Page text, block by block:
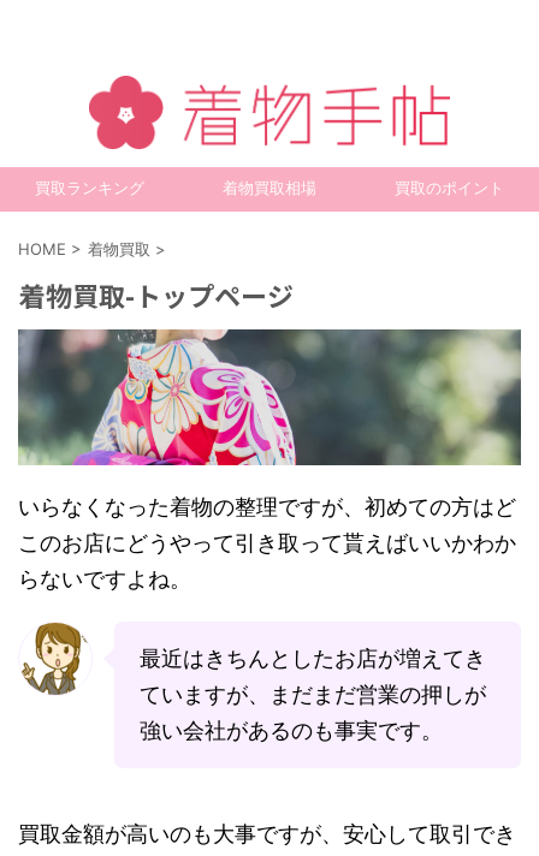
買取ランキング 着物買取相場 買取のポイント
HOME > 着物買取 >
着物買取-トップページ
いらなくなった着物の整理ですが、初めての方はど
このお店にどうやって引き取って貰えばいいかわか
らないですよね。
最近はきちんとしたお店が増えてき
ていますが、まだまだ営業の押しが
強い会社があるのも事実です。
買取金額が高いのも大事ですが、安心して取引でき